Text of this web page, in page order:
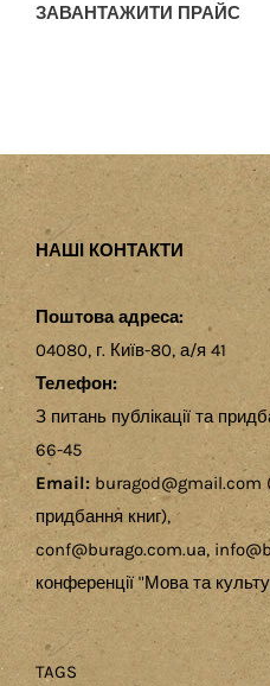
ЗАВАНТАЖИТИ ПРАЙС
НАШІ КОНТАКТИ
Поштова адреса:
04080, г. Київ-80, а/я 41
Телефон:
З питань публікації та
66-45
Email: buragod@gmail.com
придбання книг),
conf@burago.com.ua,
конференції "Мова та
TAGS